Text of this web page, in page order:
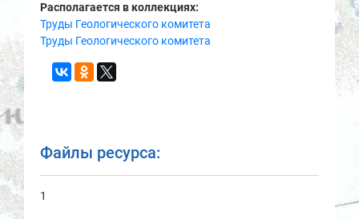
Располагается в коллекциях:
Труды Геологического комитета
Труды Геологического комитета
Файлы ресурса:
1